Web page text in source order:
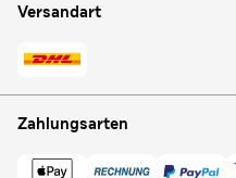
Versandart
Zahlungsarten